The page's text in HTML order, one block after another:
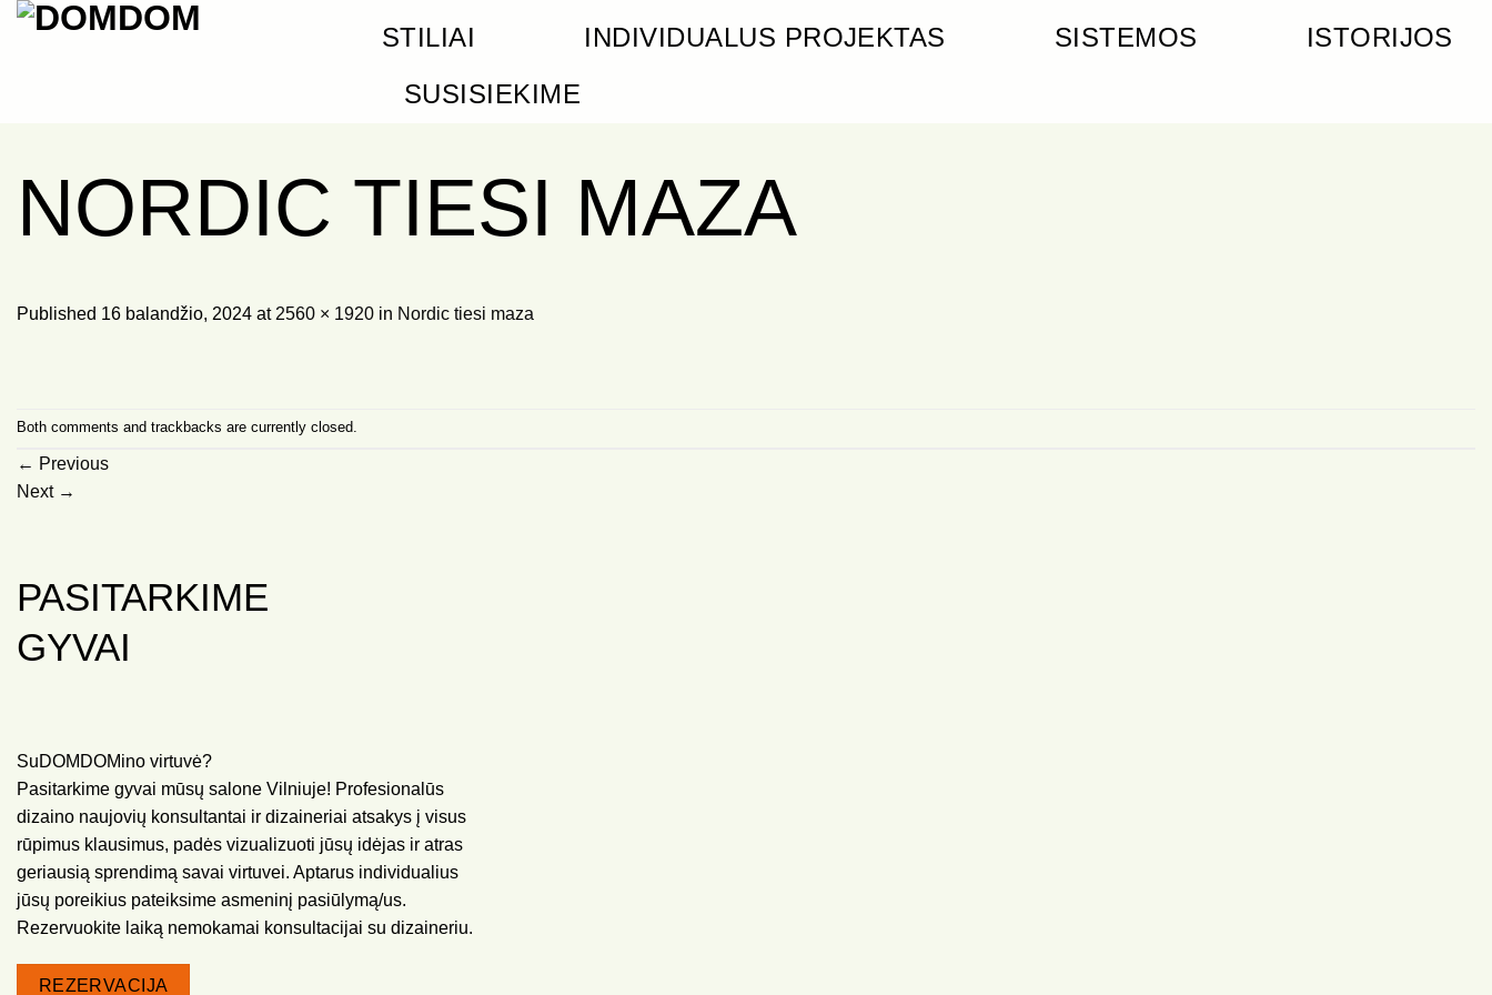
Skip
STILIAI INDIVIDUALUS PROJEKTAS SISTEMOS
ISTORIJOS
SUSISIEKIME
NORDIC TIESI MAZA
Published 16 balandžio, 2024 at 2560 × 1920 in Nordic tiesi maza
Both comments and trackbacks are currently closed.
← Previous
Next →
PASITARKIME
GYVAI
SuDOMDOMino virtuvė?
Pasitarkime gyvai mūsų salone Vilniuje! Profesionalūs
dizaino naujovių konsultantai ir dizaineriai atsakys į visus
rūpimus klausimus, padės vizualizuoti jūsų idėjas ir atras
geriausią sprendimą savai virtuvei. Aptarus individualius
jūsų poreikius pateiksime asmeninį pasiūlymą/us.
Rezervuokite laiką nemokamai konsultacijai su dizaineriu.
REZERVACIJA